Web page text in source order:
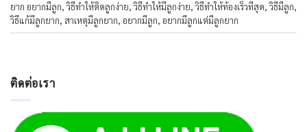
ยาก อยากมีลูก,วิธีทำให้ติดลูกง่าย,วิธีทำให้มีลูกง่าย,วิธีทําให้ท้องเร็วทีสุด,วิธีมีลูก,
วิธีแก้มีลูกยาก, สาเหตุมีลูกยาก, อยากมีลูก, อยากมีลูกแต่มีลูกยาก
ติดต่อเรา